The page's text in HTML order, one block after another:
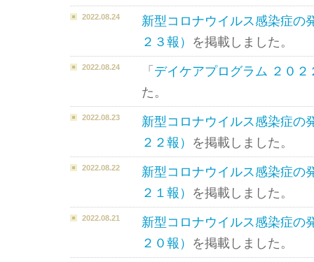
2022.08.24
新型コロナウイルス感染症
２３報） を掲載しました。
2022.08.24 「 デイケアプログラム ２０２
た。
2022.08.23
新型コロナウイルス感染症
２２報） を掲載しました。
2022.08.22
新型コロナウイルス感染症
２１報） を掲載しました。
2022.08.21
新型コロナウイルス感染症
２０報） を掲載しました。